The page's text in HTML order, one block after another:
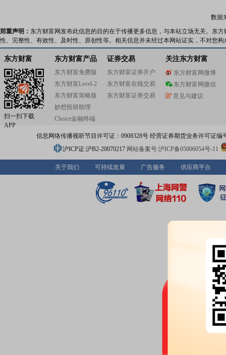
数据
郑重声明： 东方财富网发布此信息的目的在于传播更多信息，与本站立场无关。东
性、完整性、有效性、及时性、原创性等。相关信息并未经过本网站证实，不对您
东方财富
扫一扫下载
APP
东方财富产品
东方财富免费版
东方财富Level-2
东方财富策略版
妙想投研助理
Choice金融终端
证券交易
东方财富证券开户
东方财富在线交易
东方财富证券交易
关注东方财富
东方财富网微博
东方财富网微信
意见与建议
信息网络传播视听节目许可证：0908328号 经营证券期货业务许可证编
沪ICP证:沪B2-20070217 网站备案号:沪ICP备05006054号-11
关于我们 可持续发展 广告服务 供应商平台